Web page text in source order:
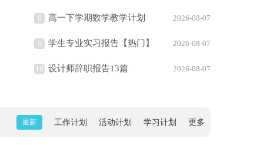
8 高一下学期数学教学计划
（通用12篇）
2026-08-07
9 学生专业实习报告【热门】 2026-08-07
10 设计师辞职报告13篇 2026-08-07
最新 工作计划 活动计划 学习计划 更多